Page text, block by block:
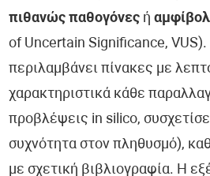
πιθανώς παθογόνες ή
of Uncertain Significance,
περιλαμβάνει πίνακες με
χαρακτηριστικά κάθε
προβλέψεις in silico,
συχνότητα στον πληθυσμό),
με σχετική βιβλιογραφία. Η